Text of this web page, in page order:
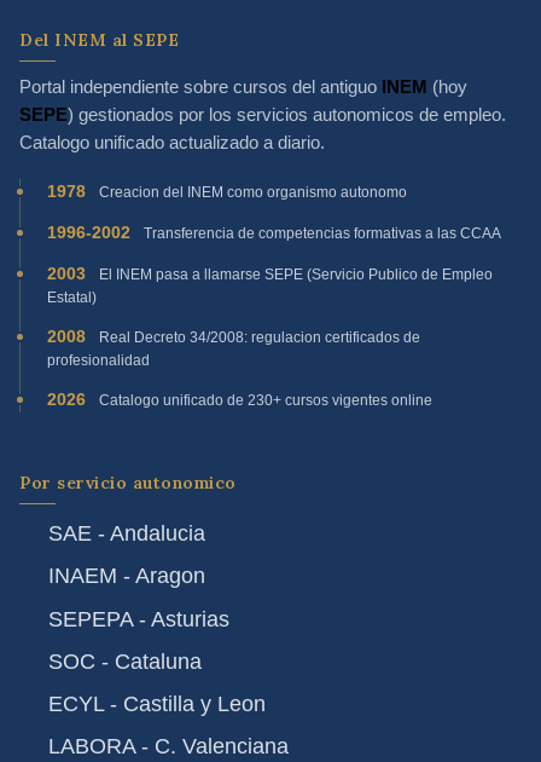
Del INEM al SEPE
Portal independiente sobre cursos del antiguo INEM (hoy
SEPE) gestionados por los servicios autonomicos de empleo.
Catalogo unificado actualizado a diario.
1978 Creacion del INEM como organismo autonomo
1996-2002 Transferencia de competencias formativas a las CCAA
2003
El INEM pasa a llamarse SEPE (Servicio Publico de Empleo
Estatal)
2008
Real Decreto 34/2008: regulacion certificados de
profesionalidad
2026 Catalogo unificado de 230+ cursos vigentes online
Por servicio autonomico
SAE - Andalucia
INAEM - Aragon
SEPEPA - Asturias
SOC - Cataluna
ECYL - Castilla y Leon
LABORA - C. Valenciana